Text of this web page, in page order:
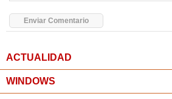
ACTUALIDAD
WINDOWS